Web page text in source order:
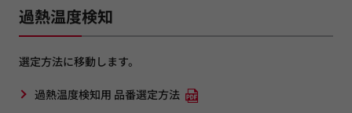
過熱温度検知
選定方法に移動します。
過熱温度検知用 品番選定方法